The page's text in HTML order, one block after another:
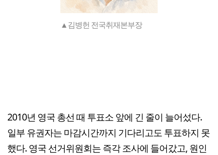
▲김병헌 전국취재본부장
2010년 영국 총선 때 투표소 앞에 긴 줄이 늘어섰다.
일부 유권자는 마감시간까지 기다리고도 투표하지 못
했다. 영국 선거위원회는 즉각 조사에 들어갔고, 원인